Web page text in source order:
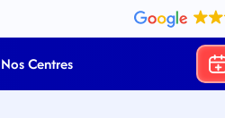
Nos Centres